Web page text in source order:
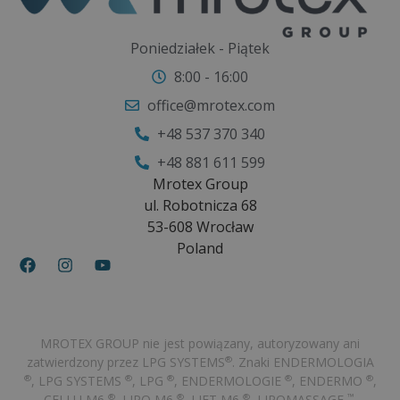
Poniedziałek - Piątek
8:00 - 16:00
office@mrotex.com
+48 537 370 340
+48 881 611 599
Mrotex Group
ul. Robotnicza 68
53-608 Wrocław
Poland
MROTEX GROUP nie jest powiązany, autoryzowany ani
zatwierdzony przez LPG SYSTEMS®. Znaki ENDERMOLOGIA
®, LPG SYSTEMS ®, LPG ®, ENDERMOLOGIE ®, ENDERMO ®,
® ® ® ™